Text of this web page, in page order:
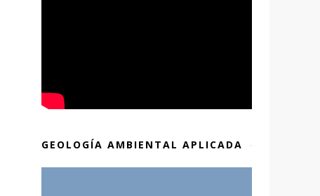
GEOLOGÍA AMBIENTAL APLICADA